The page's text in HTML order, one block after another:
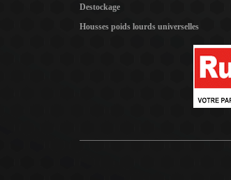
Destockage
Housses poids lourds universelles